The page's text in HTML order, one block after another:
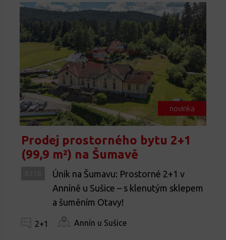
novinka
Prodej prostorného bytu 2+1
(99,9 m²) na Šumavě
Únik na Šumavu: Prostorné 2+1 v
Anníně u Sušice – s klenutým sklepem
a šuměním Otavy!
2+1 Annín u Sušice